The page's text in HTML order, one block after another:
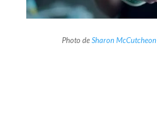
Photo deSharon McCutcheon